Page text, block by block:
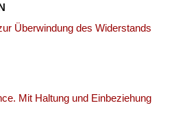
Überwindung des Widerstands
Mit Haltung und Einbeziehung